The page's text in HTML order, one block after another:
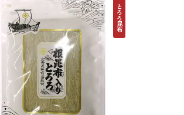
とろろ昆布